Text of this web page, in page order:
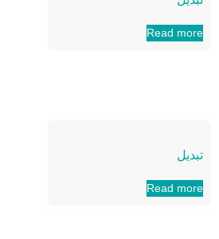
Read more
تبدیل
Read more